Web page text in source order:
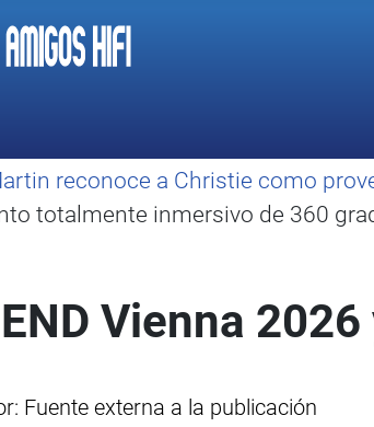
reconoce a Christie como
totalmente inmersivo de 360
Vienna
Fuente externa a la publicación